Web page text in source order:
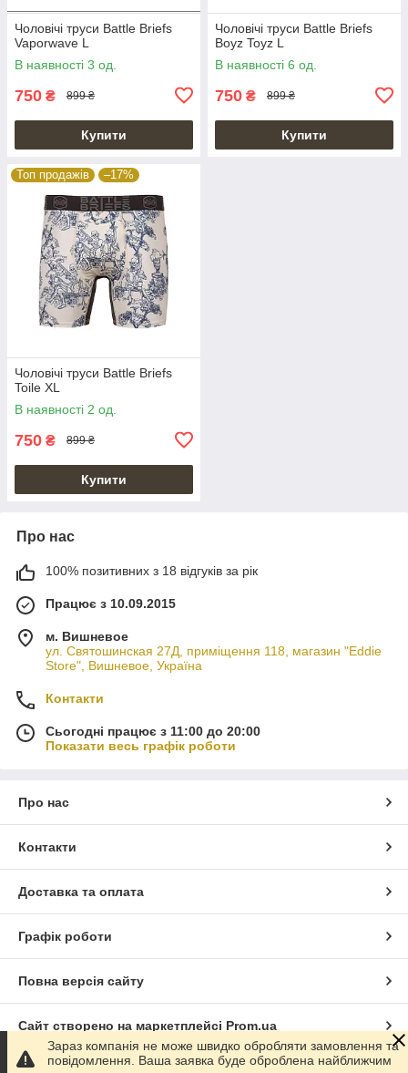
Чоловічі труси Battle Briefs
Vaporwave L
В наявності 3 од.
750 ₴ 899 ₴
Купити
Чоловічі труси Battle Briefs
Boyz Toyz L
В наявності 6 од.
750 ₴ 899 ₴
Купити
Топ продажів –17%
Чоловічі труси Battle Briefs
Toile XL
В наявності 2 од.
750 ₴ 899 ₴
Купити
Про нас
100% позитивних з 18 відгуків за рік
Працює з 10.09.2015
м. Вишневое
ул. Святошинская 27Д, приміщення 118, магазин "Eddie
Store", Вишневое, Україна
Контакти
Сьогодні працює з 11:00 до 20:00
Показати весь графік роботи
Про нас
Контакти
Доставка та оплата
Графік роботи
Повна версія сайту
Сайт створено на маркетплейсі Prom.ua
Зараз компанія не може швидко обробляти замовлення та
повідомлення. Ваша заявка буде оброблена найближчим